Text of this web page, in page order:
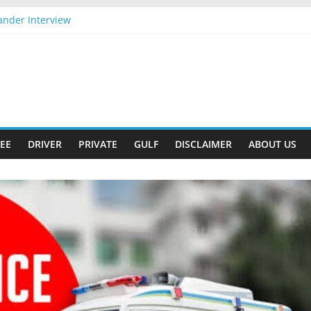
Interview
DRIVER PRIVATE GULF DISCLAIMER ABOUT US